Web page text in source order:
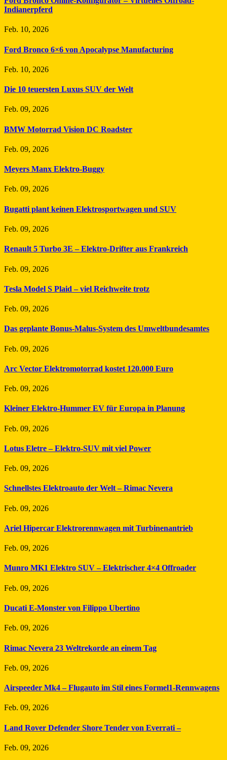
Indianerpferd
Feb. 10, 2026
Ford Bronco 6×6 von Apocalypse Manufacturing
Feb. 10, 2026
Die 10 teuersten Luxus SUV der Welt
Feb. 09, 2026
BMW Motorrad Vision DC Roadster
Feb. 09, 2026
Meyers Manx Elektro-Buggy
Feb. 09, 2026
Bugatti plant keinen Elektrosportwagen und SUV
Feb. 09, 2026
Renault 5 Turbo 3E – Elektro-Drifter aus Frankreich
Feb. 09, 2026
Tesla Model S Plaid – viel Reichweite trotz
Feb. 09, 2026
Das geplante Bonus-Malus-System des Umweltbundesamtes
Feb. 09, 2026
Arc Vector Elektromotorrad kostet 120.000 Euro
Feb. 09, 2026
Kleiner Elektro-Hummer EV für Europa in Planung
Feb. 09, 2026
Lotus Eletre – Elektro-SUV mit viel Power
Feb. 09, 2026
Schnellstes Elektroauto der Welt – Rimac Nevera
Feb. 09, 2026
Ariel Hipercar Elektrorennwagen mit Turbinenantrieb
Feb. 09, 2026
Munro MK1 Elektro SUV – Elektrischer 4×4 Offroader
Feb. 09, 2026
Ducati E-Monster von Filippo Ubertino
Feb. 09, 2026
Rimac Nevera 23 Weltrekorde an einem Tag
Feb. 09, 2026
Airspeeder Mk4 – Flugauto im Stil eines Formel1-Rennwagens
Feb. 09, 2026
Land Rover Defender Shore Tender von Everrati –
Feb. 09, 2026